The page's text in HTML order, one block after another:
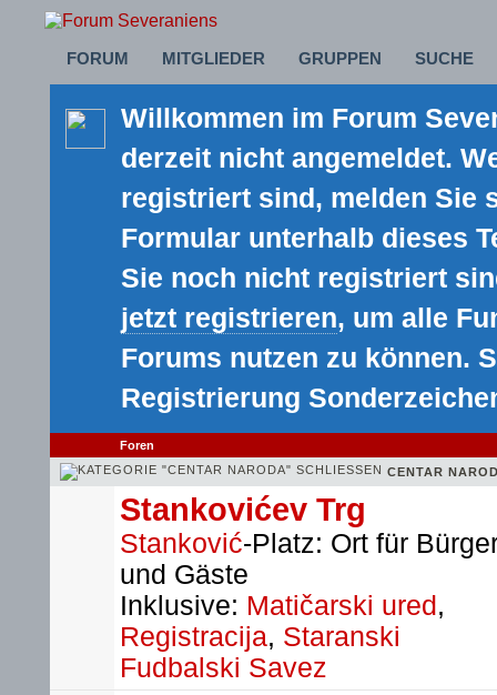
FORUM MITGLIEDER GRUPPEN SUCHE
Willkommen im Forum
derzeit nicht angemeldet.
registriert sind, melden Sie
Formular unterhalb dieses
Sie noch nicht registriert
jetzt registrieren, um alle
Forums nutzen zu können.
Registrierung
Foren
CENTAR
Stankovićev Trg
Stanković-Platz: Ort für
und Gäste
Inklusive: Matičarski ured ,
Registracija, Staranski
Fudbalski Savez